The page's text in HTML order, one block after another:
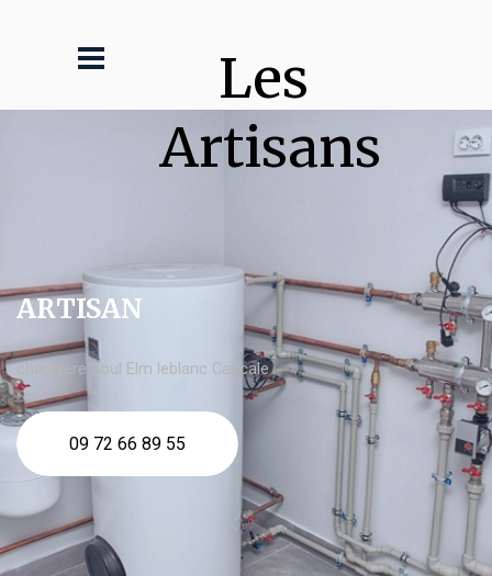
Les
Artisans
ARTISAN
chaudière fioul Elm leblanc Cancale
09 72 66 89 55